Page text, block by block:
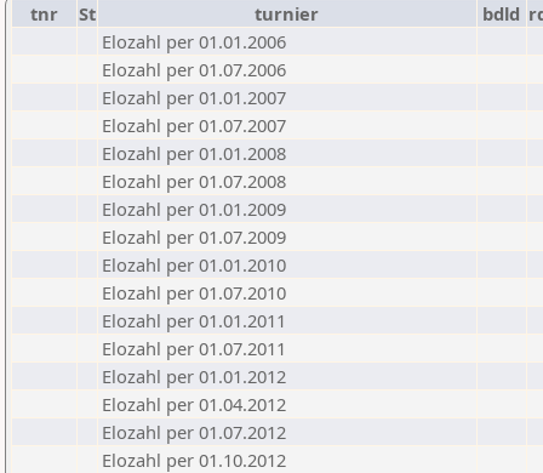
tnr St turnier bdld
Elozahl per 01.01.2006
Elozahl per 01.07.2006
Elozahl per 01.01.2007
Elozahl per 01.07.2007
Elozahl per 01.01.2008
Elozahl per 01.07.2008
Elozahl per 01.01.2009
Elozahl per 01.07.2009
Elozahl per 01.01.2010
Elozahl per 01.07.2010
Elozahl per 01.01.2011
Elozahl per 01.07.2011
Elozahl per 01.01.2012
Elozahl per 01.04.2012
Elozahl per 01.07.2012
Elozahl per 01.10.2012